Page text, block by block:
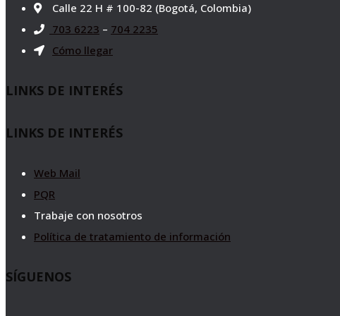
Calle 22 H # 100-82 (Bogotá, Colombia)
703 6223 – 704 2235
Cómo llegar
LINKS DE INTERÉS
LINKS DE INTERÉS
Web Mail
PQR
Trabaje con nosotros
Política de tratamiento de información
SÍGUENOS